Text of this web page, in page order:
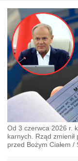
Od 3 czerwca 2026 r.
karnych. Rząd
przed Bożym Ciałem /